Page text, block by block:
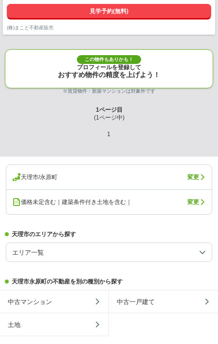
見学予約(無料)
(株)まこと不動産販売
この物件もありかも！
プロフィールを登録して
おすすめ物件の精度を上げよう！
※賃貸物件・新築マンションは対象外です
1ページ目
(1ページ中)
1
天理市/永原町 変更
価格未定含む｜建築条件付き土地を含む｜ 変更
天理市のエリアから探す
エリア一覧
天理市永原町の不動産を別の種別から探す
中古マンション 中古一戸建て
土地